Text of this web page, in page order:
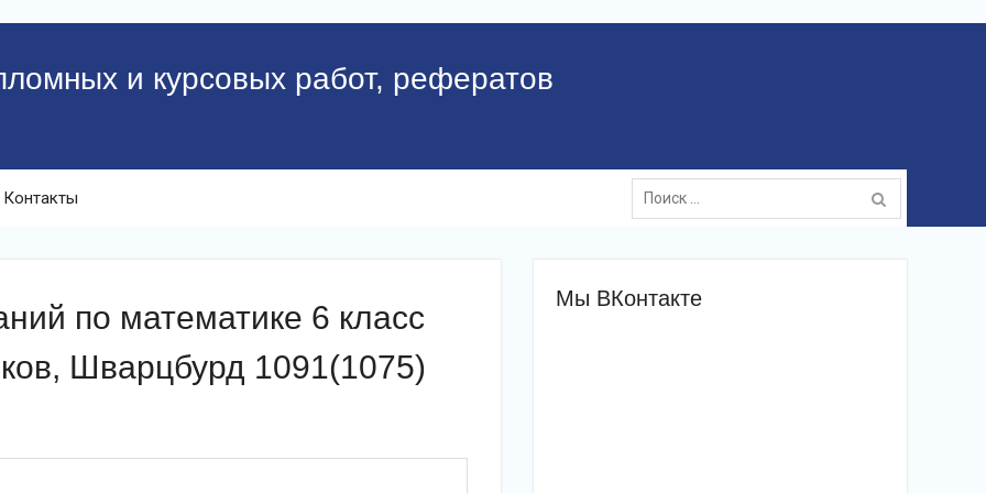
и курсовых работ, рефератов
Контакты
Поиск:
по математике 6 класс
Шварцбурд 1091(1075)
Мы ВКонтакте